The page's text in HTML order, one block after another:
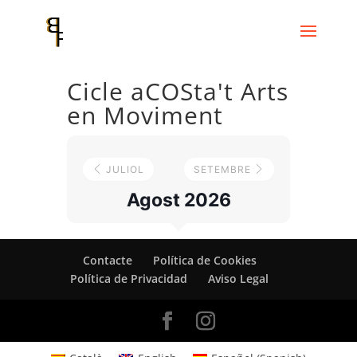
Cicle aCOSta't Arts
en Moviment
JULIOL
Agost 2026
SETEMBRE
Contacte
Política de Cookies
Política de Privacidad
Aviso Legal